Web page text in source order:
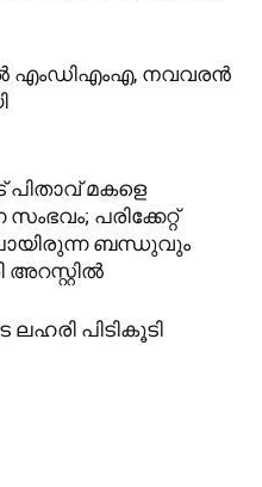
എംഡിഎംഎ, നവവരന്‍
മകളെ
സംഭവം; പരിക്കേറ്റ്
ബന്ധുവും
അറസ്റ്റിൽ
പിടികൂടി